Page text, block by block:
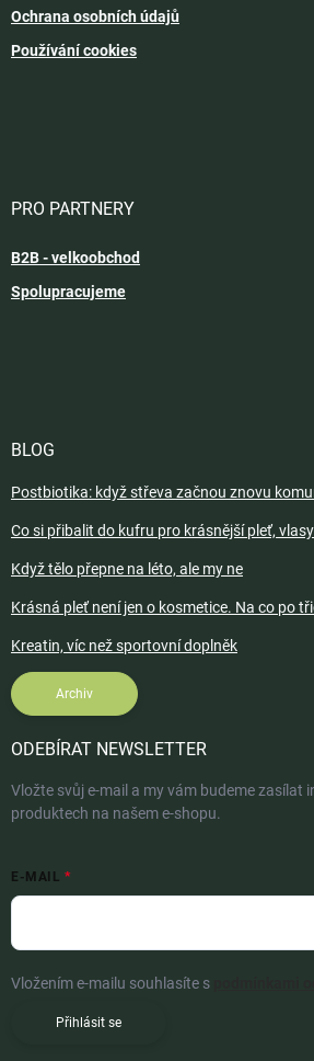
Ochrana osobních údajů
Používání cookies
PRO PARTNERY
B2B - velkoobchod
Spolupracujeme
BLOG
Postbiotika: když střeva začnou znovu
Co si přibalit do kufru pro krásnější pleť,
Když tělo přepne na léto, ale my ne
Krásná pleť není jen o kosmetice. Na co po
Kreatin, víc než sportovní doplněk
Archiv
ODEBÍRAT NEWSLETTER
Vložte svůj e-mail a my vám budeme zasílat
produktech na našem e-shopu.
E-MAIL
Vložením e-mailu souhlasíte s
Přihlásit se